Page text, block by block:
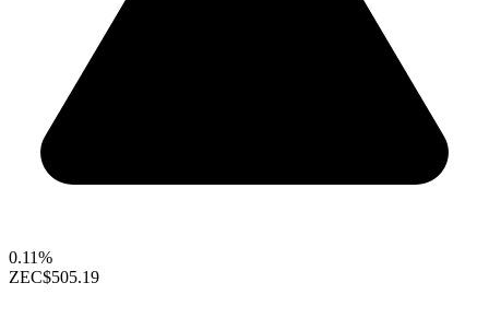
0.11%
ZEC$505.19